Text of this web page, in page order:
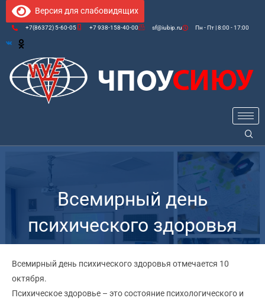
Версия для слабовидящих
+7(86372) 5-60-05 +7 938-158-40-00 sf@iubip.ru Пн - Пт | 8:00 - 17:00
Всемирный день
психического здоровья
Всемирный день психического здоровья отмечается 10
октября.
Психическое здоровье – это состояние психологического и